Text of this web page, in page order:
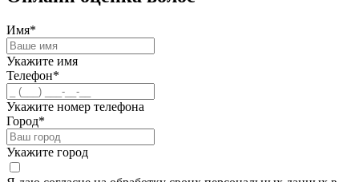
Имя*
Укажите имя
Телефон*
Укажите номер телефона
Город*
Укажите город